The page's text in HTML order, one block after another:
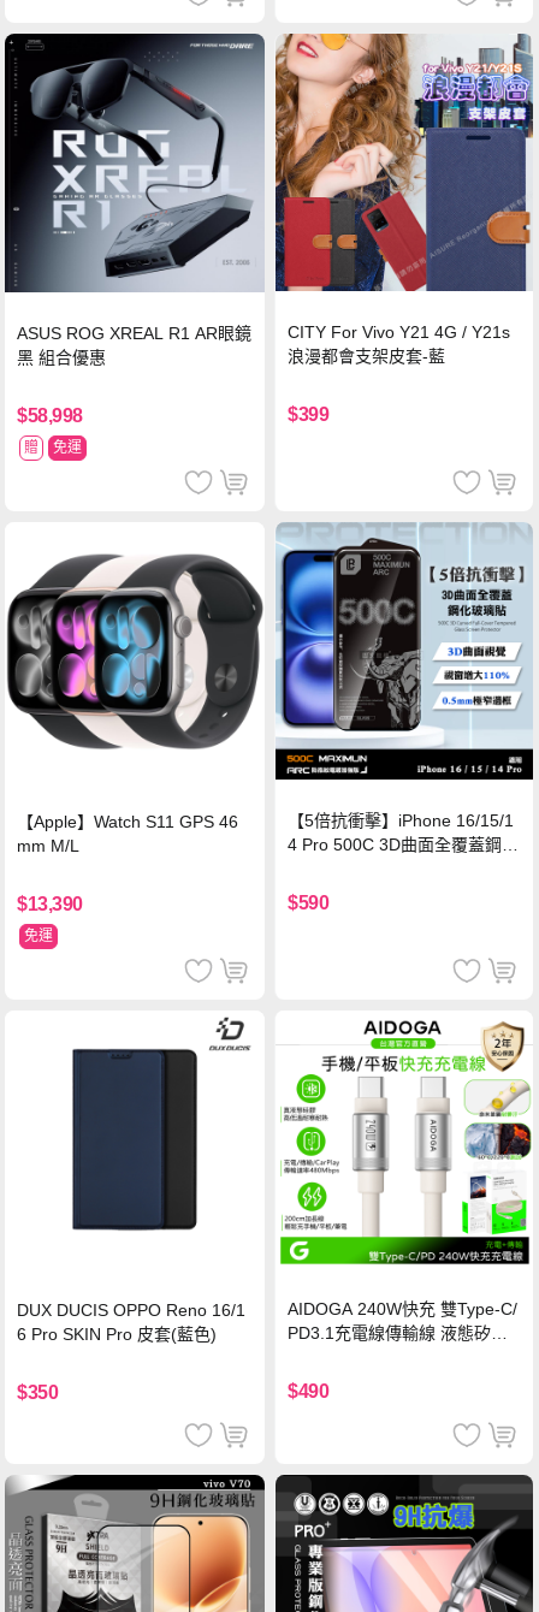
ASUS ROG XREAL R1 AR眼鏡
黑 組合優惠
$58,998
贈 免運
CITY For Vivo Y21 4G / Y21s
浪漫都會支架皮套-藍
$399
【Apple】Watch S11 GPS 46
mm M/L
$13,390
免運
【5倍抗衝擊】iPhone 16/15/1
4 Pro 500C 3D曲面全覆蓋鋼化
保護貼
$590
DUX DUCIS OPPO Reno 16/1
6 Pro SKIN Pro 皮套(藍色)
$350
AIDOGA 240W快充 雙Type-C/
PD3.1充電線傳輸線 液態矽膠
機/平板/筆電
$490